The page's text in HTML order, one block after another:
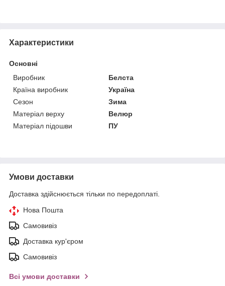
Характеристики
Основні
Виробник
Белста
Країна виробник
Україна
Сезон
Зима
Матеріал верху
Велюр
Матеріал підошви
ПУ
Умови доставки
Доставка здійснюється тільки по передоплаті.
Нова Пошта
Самовивіз
Доставка кур'єром
Самовивіз
Всі умови доставки